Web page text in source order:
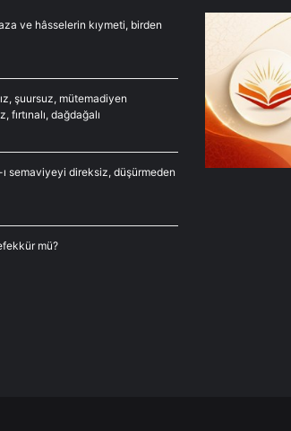
ve hâsselerin kıymeti, birden
şuursuz, mütemadiyen
fırtınalı, dağdağalı
semaviyeyi direksiz, düşürmeden
mü?